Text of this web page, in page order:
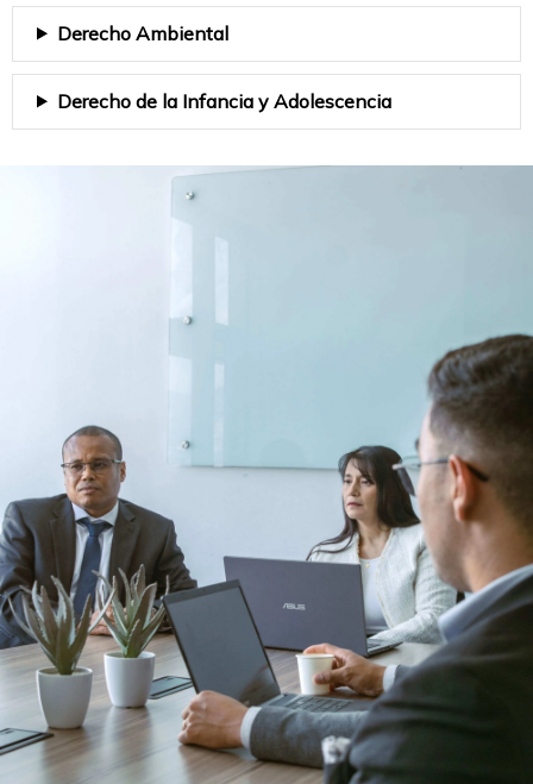
Derecho Ambiental
Derecho de la Infancia y Adolescencia